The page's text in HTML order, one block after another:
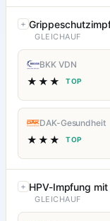
GLEICHAUF
BKK VDN
★★★ TOP
DAK-Gesundheit
★★★ TOP
HPV-Impfung
GLEICHAUF